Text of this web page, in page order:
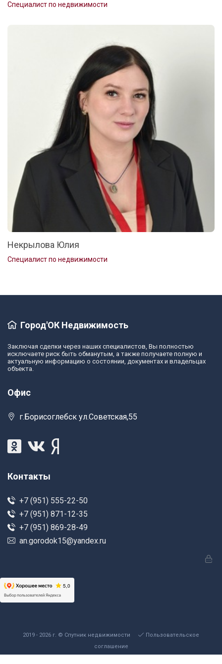
Специалист по недвижимости
Некрылова Юлия
Специалист по недвижимости
Город'ОК Недвижимость
Заключая сделки через наших специалистов, Вы полностью
исключаете риск быть обманутым, а также получаете полную и
актуальную информацию о состоянии, документах и владельцах
объекта.
Офис
г.Борисоглебск ул.Советская,55
Контакты
+7 (951) 555-22-50
+7 (951) 871-12-35
+7 (951) 869-28-49
an.gorodok15@yandex.ru
2019 - 2026 г. © Спутник недвижимости
Пользовательское
соглашение